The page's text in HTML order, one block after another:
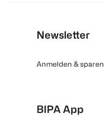
Newsletter
Anmelden & sparen
BIPA App